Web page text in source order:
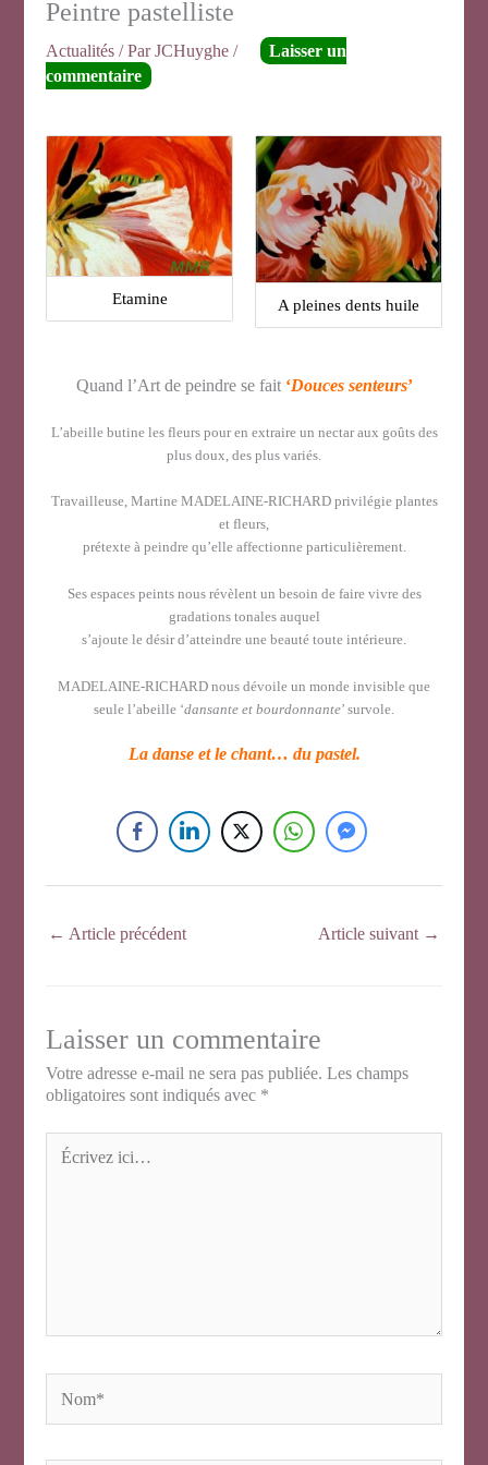
Peintre pastelliste
Actualités / ParJCHuyghe/
Laisser un
commentaire
Etamine A pleines dents huile
Quand l’Art de peindre se fait‘Douces senteurs’
L’abeille butine les fleurs pour en extraire un nectar aux goûts des
plus doux, des plus variés.
Travailleuse, Martine MADELAINE-RICHARD privilégie plantes
et fleurs,
prétexte à peindre qu’elle affectionne particulièrement.
Ses espaces peints nous révèlent un besoin de faire vivre des
gradations tonales auquel
s’ajoute le désir d’atteindre une beauté toute intérieure.
MADELAINE-RICHARD nous dévoile un monde invisible que
seule l’abeille ‘dansante et bourdonnante’ survole.
La danse et le chant… du pastel.
← Article précédent Article suivant →
Laisser un commentaire
Votre adresse e-mail ne sera pas publiée. Les champs
obligatoires sont indiqués avec *
Écrivez
ici…